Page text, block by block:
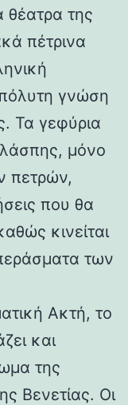
θέατρα της
πέτρινα
γνώση
Τα γεφύρια
λάσπης, μόνο
πετρών,
που θα
κινείται
των
Ακτή, το
και
της
Βενετίας. Οι